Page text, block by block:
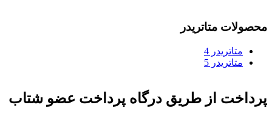
محصولات متاتریدر
متاتريدر 4
متاتريدر 5
پرداخت از طریق درگاه پرداخت عضو شتاب